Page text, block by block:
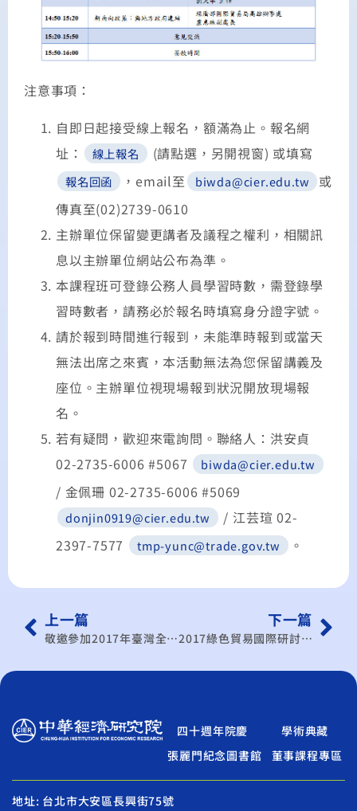
注意事項：
自即日起接受線上報名，額滿為止。報名網
址：
線上報名 (請點選，另開視窗) 或填寫
報名回函 ，email至 biwda@cier.edu.tw
或
傳真至(02)2739-0610
主辦單位保留變更講者及議程之權利，相關訊
息以主辦單位網站公布為準。
本課程班可登錄公務人員學習時數，需登錄學
習時數者，請務必於報名時填寫身分證字號。
請於報到時間進行報到，未能準時報到或當天
無法出席之來賓，本活動無法為您保留講義及
座位。主辦單位視現場報到狀況開放現場報
名。
若有疑問，歡迎來電詢問。聯絡人：洪安貞
02-2735-6006 #5067
biwda@cier.edu.tw
/ 金佩珊 02-2735-6006 #5069
donjin0919@cier.edu.tw
/ 江芸瑄 02-
2397-7577
tmp-yunc@trade.gov.tw 。
上一篇
敬邀參加2017年臺灣全球招商論壇 / Join us at the 2017 Taiwan Business Alliance Conference
下一篇
2017綠色貿易國際研討會暨成果發表會- 循環經濟下全球綠色產業趨勢與展望研討會
四十週年院慶
學術典藏
張麗門紀念圖書館
董事課程專區
地址: 台北市大安區長興街75號